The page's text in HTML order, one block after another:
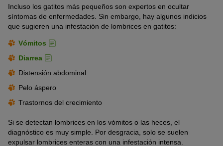
Incluso los gatitos más pequeños son expertos en ocultar
síntomas de enfermedades. Sin embargo, hay algunos indicios
que sugieren una infestación de lombrices en gatitos:
Vómitos
Diarrea
Distensión abdominal
Pelo áspero
Trastornos del crecimiento
Si se detectan lombrices en los vómitos o las heces, el
diagnóstico es muy simple. Por desgracia, solo se suelen
expulsar lombrices enteras con una infestación intensa.